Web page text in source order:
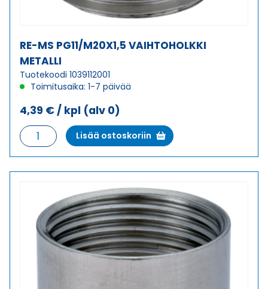
RE-MS PG11/M20X1,5 VAIHTOHOLKKI
METALLI
Tuotekoodi 1039112001
Toimitusaika: 1-7 päivää
4,39 € / kpl (alv 0)
RE-
MS
PG11/M20X1,5
Lisää ostoskoriin